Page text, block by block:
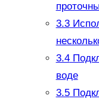
3.3
3.4
воде
3.5